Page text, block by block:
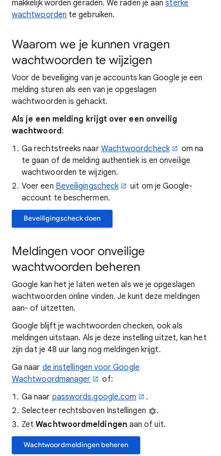
makkelijk worden geraden. We raden je aansterke
wachtwoorden te gebruiken.
Waarom we je kunnen vragen
wachtwoorden te wijzigen
Voor de beveiliging van je accounts kan Google je een
melding sturen als een van je opgeslagen
wachtwoorden is gehackt.
Als je een melding krijgt over een onveilig
wachtwoord:
Ga rechtstreeks naar Wachtwoordcheck
om na
te gaan of de melding authentiek is en onveilige
wachtwoorden te wijzigen.
Voer een Beveiligingscheck
uit om je Google-
account te beschermen.
Beveiligingscheck doen
Meldingen voor onveilige
wachtwoorden beheren
Google kan het je laten weten als we je opgeslagen
wachtwoorden online vinden. Je kunt deze meldingen
aan- of uitzetten.
Google blijft je wachtwoorden checken, ook als
meldingen uitstaan. Als je deze instelling uitzet, kan het
zijn dat je 48 uur lang nog meldingen krijgt.
Ga naar de instellingen voor Google
Wachtwoordmanager
of:
Ga naar passwords.google.com
.
Selecteer rechtsboven Instellingen
.
ZetWachtwoordmeldingen aan of uit.
Wachtwoordmeldingen beheren